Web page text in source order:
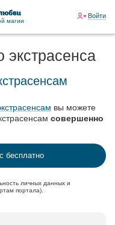
магии
Войти
экстрасенса
вы можете
совершенно
бесплатно
личных данных и
портала).